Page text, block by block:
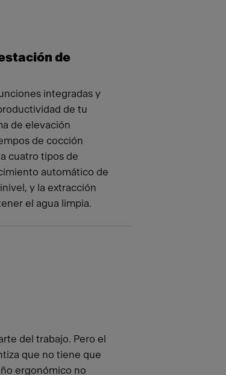
de
integradas y
de tu
de elevación
de cocción
cuatro tipos de
automático de
y la extracción
el agua limpia.
del trabajo. Pero el
que no tiene que
ergonómico no